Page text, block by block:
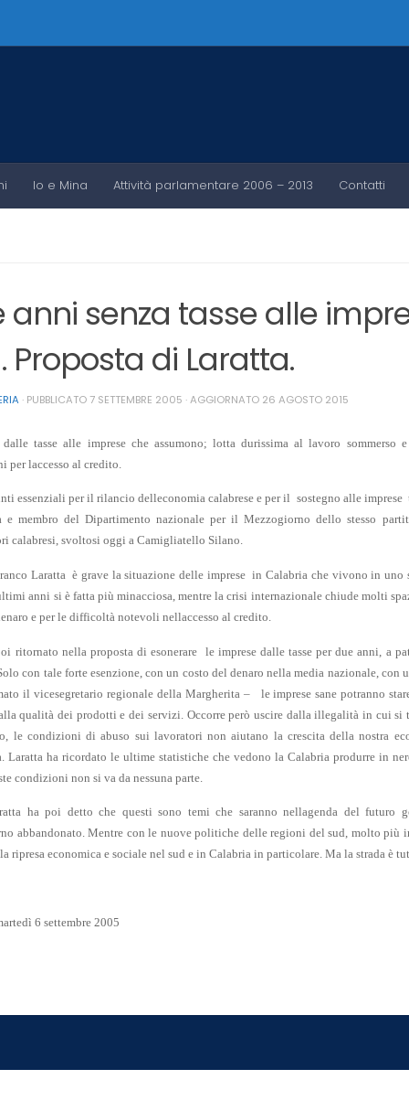
Io e Mina Attività parlamentare 2006 – 2013 Contatti
anni senza tasse alle
Proposta di Laratta.
· PUBBLICATO7 SETTEMBRE 2005 · AGGIORNATO 26 AGOSTO 2015
dalle tasse alle imprese che assumono; lotta durissima al lavoro
laccesso al credito.
essenziali per il rilancio delleconomia calabrese e per il sostegno alle
e membro del Dipartimento nazionale per il Mezzogiorno dello stesso
calabresi, svoltosi oggi a Camigliatello Silano.
Laratta è grave la situazione delle imprese in Calabria che vivono in
anni si è fatta più minacciosa, mentre la crisi internazionale chiude molti
e per le difficoltà notevoli nellaccesso al credito.
ritornato nella proposta di esonerare le imprese dalle tasse per due anni, a
con tale forte esenzione, con un costo del denaro nella media nazionale,
il vicesegretario regionale della Margherita – le imprese sane potranno
qualità dei prodotti e dei servizi. Occorre però uscire dalla illegalità in cui si
le condizioni di abuso sui lavoratori non aiutano la crescita della nostra
Laratta ha ricordato le ultime statistiche che vedono la Calabria produrre in
condizioni non si va da nessuna parte.
ha poi detto che questi sono temi che saranno nellagenda del futuro
abbandonato. Mentre con le nuove politiche delle regioni del sud, molto più
ripresa economica e sociale nel sud e in Calabria in particolare. Ma la strada è
6 settembre 2005